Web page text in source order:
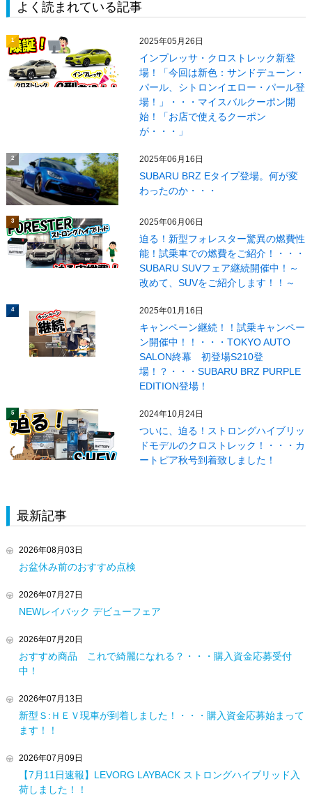
よく読まれている記事
1 2025年05月26日
インプレッサ・クロストレック新登
場！「今回は新色：サンドデューン・
パール、シトロンイエロー・パール登
場！」・・・マイスバルクーポン開
始！「お店で使えるクーポン
が・・・」
2 2025年06月16日
SUBARU BRZ Eタイプ登場。何が変
わったのか・・・
3 2025年06月06日
迫る！新型フォレスター驚異の燃費性
能！試乗車での燃費をご紹介！・・・
SUBARU SUVフェア継続開催中！～
改めて、SUVをご紹介します！！～
4 2025年01月16日
キャンペーン継続！！試乗キャンペー
ン開催中！！・・・TOKYO AUTO
SALON終幕 初登場S210登
場！？・・・SUBARU BRZ PURPLE
EDITION登場！
5 2024年10月24日
ついに、迫る！ストロングハイブリッ
ドモデルのクロストレック！・・・カ
ートピア秋号到着致しました！
最新記事
2026年08月03日
お盆休み前のおすすめ点検
2026年07月27日
NEWレイバック デビューフェア
2026年07月20日
おすすめ商品 これで綺麗になれる？・・・購入資金応募受付
中！
2026年07月13日
新型Ｓ:ＨＥＶ現車が到着しました！・・・購入資金応募始まって
ます！！
2026年07月09日
【7月11日速報】LEVORG LAYBACK ストロングハイブリッド入
荷しました！！